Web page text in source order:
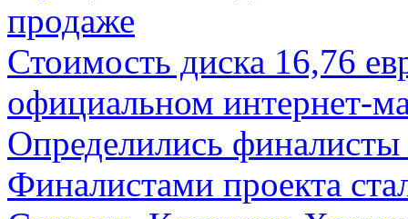
продаже
Стоимость диска 16,76
официальном интернет-
Определились
Финалистами проекта